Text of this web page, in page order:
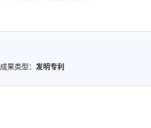
成果类型： 发明专利